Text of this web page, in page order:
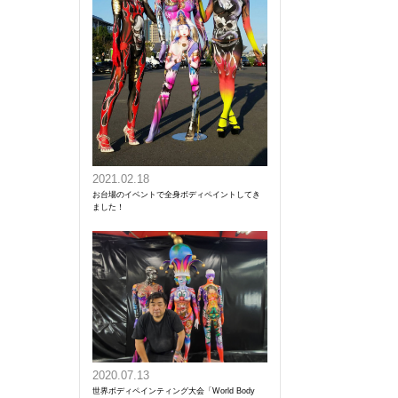
2021.02.18
お台場のイベントで全身ボディペイントしてき
ました！
2020.07.13
世界ボディペインティング大会「World Body